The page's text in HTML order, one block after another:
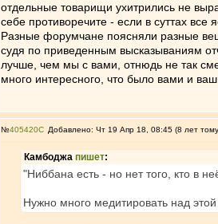
отдельные товарищи ухитрились не
себе противоречите - если в суттах
Разные форумчане поясняли разные
судя по приведенным высказываниям
лучше, чем мы с вами, отнюдь не так
много интересного, что было вами и
№405420 Добавлено: Чт 19 Апр 18, 08:45 (8 лет
Камбоджа пишет:
"Ниббана есть - но нет того, кто в
Нужно много медитировать над